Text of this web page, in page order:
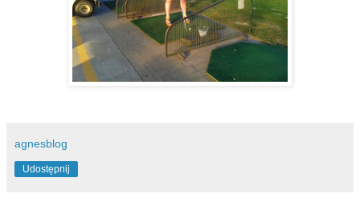
agnesblog
Udostępnij